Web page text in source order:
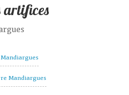
artifices
Mandiargues